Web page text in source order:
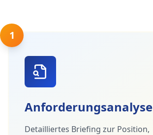
1
Anforderungsanalyse
Detailliertes Briefing zur Position,